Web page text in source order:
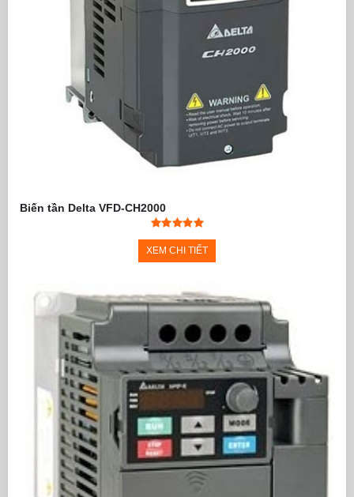
Biến tần Delta VFD-CH2000
XEM CHI TIẾT